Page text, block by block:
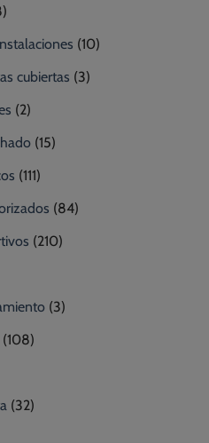
(10)
cubiertas (3)
(2)
(15)
(111)
(84)
(210)
(3)
(108)
(32)